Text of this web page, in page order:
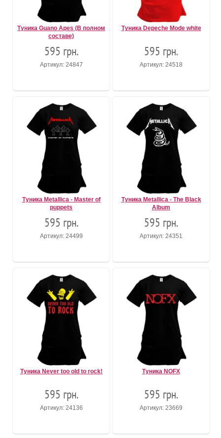
Туника Guano Apes (В полном
составе)
595 грн.
Артикул: 24847
Туника Depeche Mode white
595 грн.
Артикул: 24518
Туника Metallica - Master of
puppets
595 грн.
Артикул: 24499
Туника Metallica - The Black
Album
595 грн.
Артикул: 24351
Туника Never too old to rock!
595 грн.
Артикул: 24136
Туника NOFX
595 грн.
Артикул: 23669